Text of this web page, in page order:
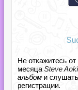
Не откажитесь от
месяца Steve
альбом и
регистрации.